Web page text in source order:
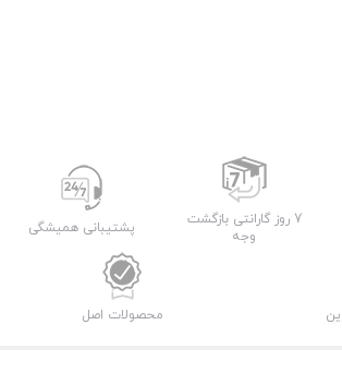
7 روز گارانتی بازگشت
وجه
پشتیبانی همیشگی
محصولات اصل